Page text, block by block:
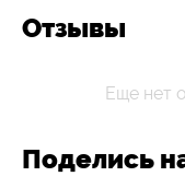
Отзывы
Еще нет
Поделись